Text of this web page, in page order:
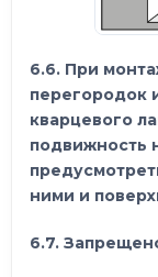
6.6. При
перегородок
кварцевого
подвижность
ними и
6.7.